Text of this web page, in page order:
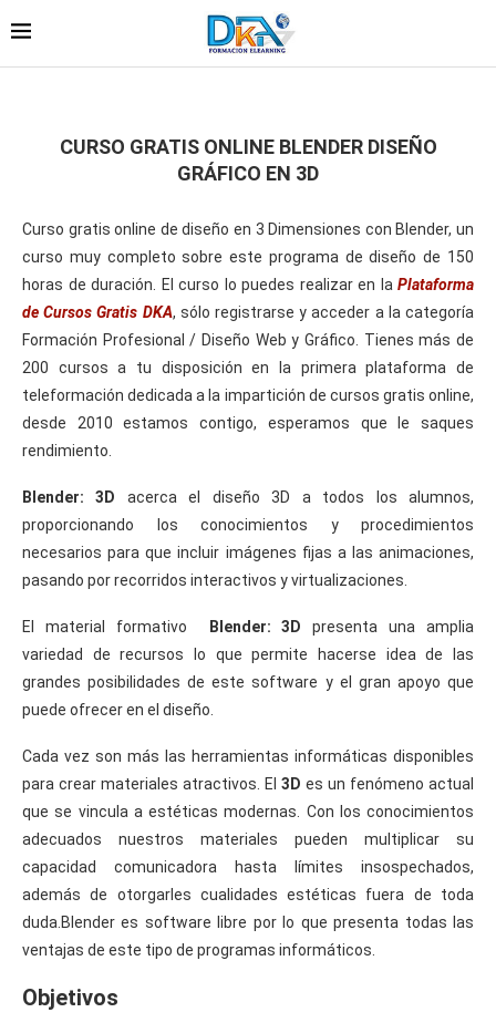
CURSO GRATIS ONLINE BLENDER DISEÑO
GRÁFICO EN 3D
Curso gratis online de diseño en 3 Dimensiones con Blender, un
curso muy completo sobre este programa de diseño de 150
horas de duración. El curso lo puedes realizar en la Plataforma
de Cursos Gratis DKA, sólo registrarse y acceder a la categoría
Formación Profesional / Diseño Web y Gráfico. Tienes más de
200 cursos a tu disposición en la primera plataforma de
teleformación dedicada a la impartición de cursos gratis online,
desde 2010 estamos contigo, esperamos que le saques
rendimiento.
Blender: 3D acerca el diseño 3D a todos los alumnos,
proporcionando los conocimientos y procedimientos
necesarios para que incluir imágenes fijas a las animaciones,
pasando por recorridos interactivos y virtualizaciones.
El material formativo Blender: 3D presenta una amplia
variedad de recursos lo que permite hacerse idea de las
grandes posibilidades de este software y el gran apoyo que
puede ofrecer en el diseño.
Cada vez son más las herramientas informáticas disponibles
para crear materiales atractivos. El 3D es un fenómeno actual
que se vincula a estéticas modernas. Con los conocimientos
adecuados nuestros materiales pueden multiplicar su
capacidad comunicadora hasta límites insospechados,
además de otorgarles cualidades estéticas fuera de toda
duda.Blender es software libre por lo que presenta todas las
ventajas de este tipo de programas informáticos.
Objetivos